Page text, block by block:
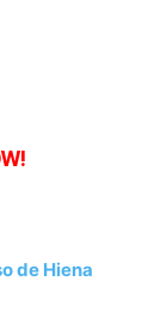
de Hiena